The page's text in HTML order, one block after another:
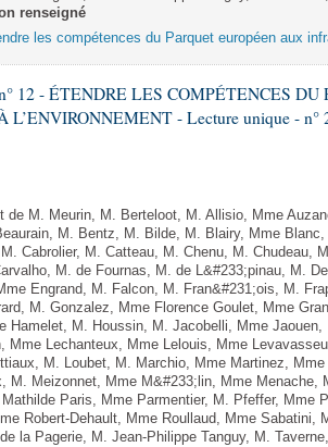
renseigné
les compétences du Parquet européen aux
12 - ÉTENDRE LES COMPÉTENCES
L’ENVIRONNEMENT - Lecture unique - n°
de M. Meurin, M. Berteloot, M. Allisio, Mme
M. Bentz, M. Bilde, M. Blairy, Mme
Cabrolier, M. Catteau, M. Chenu, M. Chudeau,
M. de Fournas, M. de L&#233;pinau, M.
Engrand, M. Falcon, M. Fran&#231;ois, M.
M. Gonzalez, Mme Florence Goulet, Mme
Hamelet, M. Houssin, M. Jacobelli, Mme
Mme Lechanteux, Mme Lelouis, Mme
M. Loubet, M. Marchio, Mme Martinez,
M. Meizonnet, Mme M&#233;lin, Mme Menache,
Paris, Mme Parmentier, M. Pfeffer, Mme
Robert-Dehault, Mme Roullaud, Mme
de la Pagerie, M. Jean-Philippe Tanguy, M.